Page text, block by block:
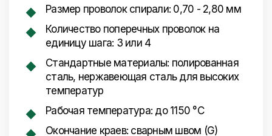
Размер проволок спирали: 0,70 - 2,80 мм
Количество поперечных проволок на
единицу шага: 3 или 4
Стандартные материалы: полированная
сталь, нержавеющая сталь для высоких
температур
Рабочая температура: до 1150 °C
Окончание краев: сварным швом (G)